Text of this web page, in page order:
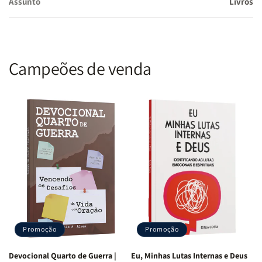
Campeões de venda
Promoção
Devocional Quarto de Guerra |
Promoção
Eu, Minhas Lutas Internas e Deus